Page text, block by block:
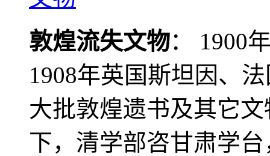
敦煌流失文物： 1900
1908年英国斯坦因、
大批敦煌遗书及其它
下，清学部咨甘肃学